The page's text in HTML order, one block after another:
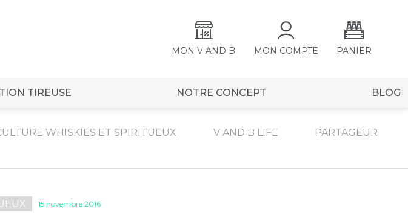
MON V AND B MON COMPTE PANIER
TIREUSE NOTRE CONCEPT BLOG
WHISKIES ET SPIRITUEUX V AND B LIFE PARTAGEUR
15 novembre 2016